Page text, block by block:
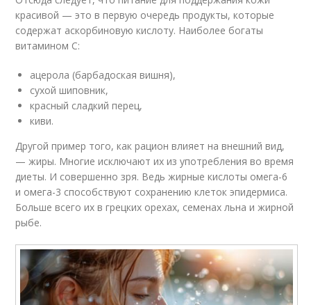
красивой — это в первую очередь продукты, которые
содержат аскорбиновую кислоту. Наиболее богаты
витамином С:
ацерола (барбадоская вишня),
сухой шиповник,
красный сладкий перец,
киви.
Другой пример того, как рацион влияет на внешний вид,
— жиры. Многие исключают их из употребления во время
диеты. И совершенно зря. Ведь жирные кислоты омега-6
и омега-3 способствуют сохранению клеток эпидермиса.
Больше всего их в грецких орехах, семенах льна и жирной
рыбе.